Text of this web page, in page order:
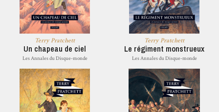
Terry Pratchett
Un chapeau de ciel
Les Annales du Disque-monde
Terry Pratchett
Le régiment monstrueux
Les Annales du Disque-monde